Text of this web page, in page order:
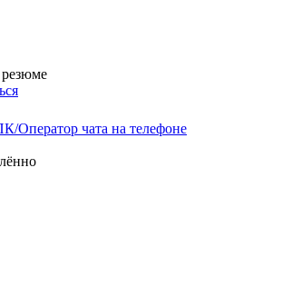
Оператор чата на телефоне